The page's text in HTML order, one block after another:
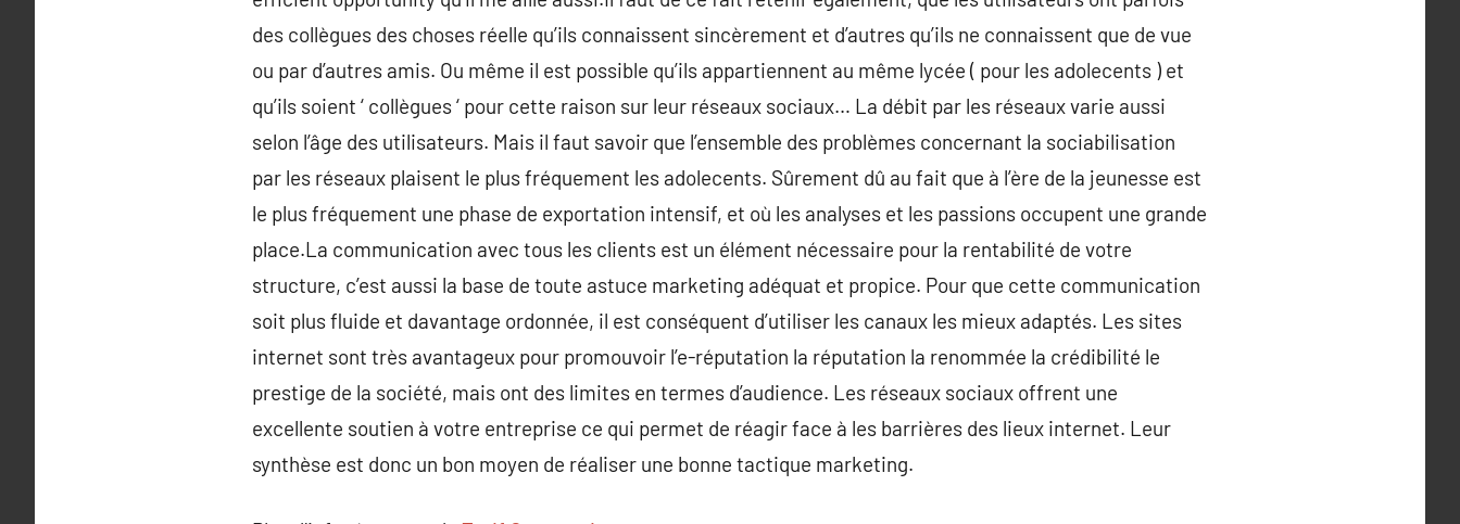
des collègues des choses réelle qu’ils connaissent sincèrement et d’autres qu’ils ne connaissent que de vue
ou par d’autres amis. Ou même il est possible qu’ils appartiennent au même lycée ( pour les adolecents ) et
qu’ils soient ‘ collègues ‘ pour cette raison sur leur réseaux sociaux… La débit par les réseaux varie aussi
selon l’âge des utilisateurs. Mais il faut savoir que l’ensemble des problèmes concernant la sociabilisation
par les réseaux plaisent le plus fréquement les adolecents. Sûrement dû au fait que à l’ère de la jeunesse est
le plus fréquement une phase de exportation intensif, et où les analyses et les passions occupent une grande
place.La communication avec tous les clients est un élément nécessaire pour la rentabilité de votre
structure, c’est aussi la base de toute astuce marketing adéquat et propice. Pour que cette communication
soit plus fluide et davantage ordonnée, il est conséquent d’utiliser les canaux les mieux adaptés. Les sites
internet sont très avantageux pour promouvoir l’e-réputation la réputation la renommée la crédibilité le
prestige de la société, mais ont des limites en termes d’audience. Les réseaux sociaux offrent une
excellente soutien à votre entreprise ce qui permet de réagir face à les barrières des lieux internet. Leur
synthèse est donc un bon moyen de réaliser une bonne tactique marketing.